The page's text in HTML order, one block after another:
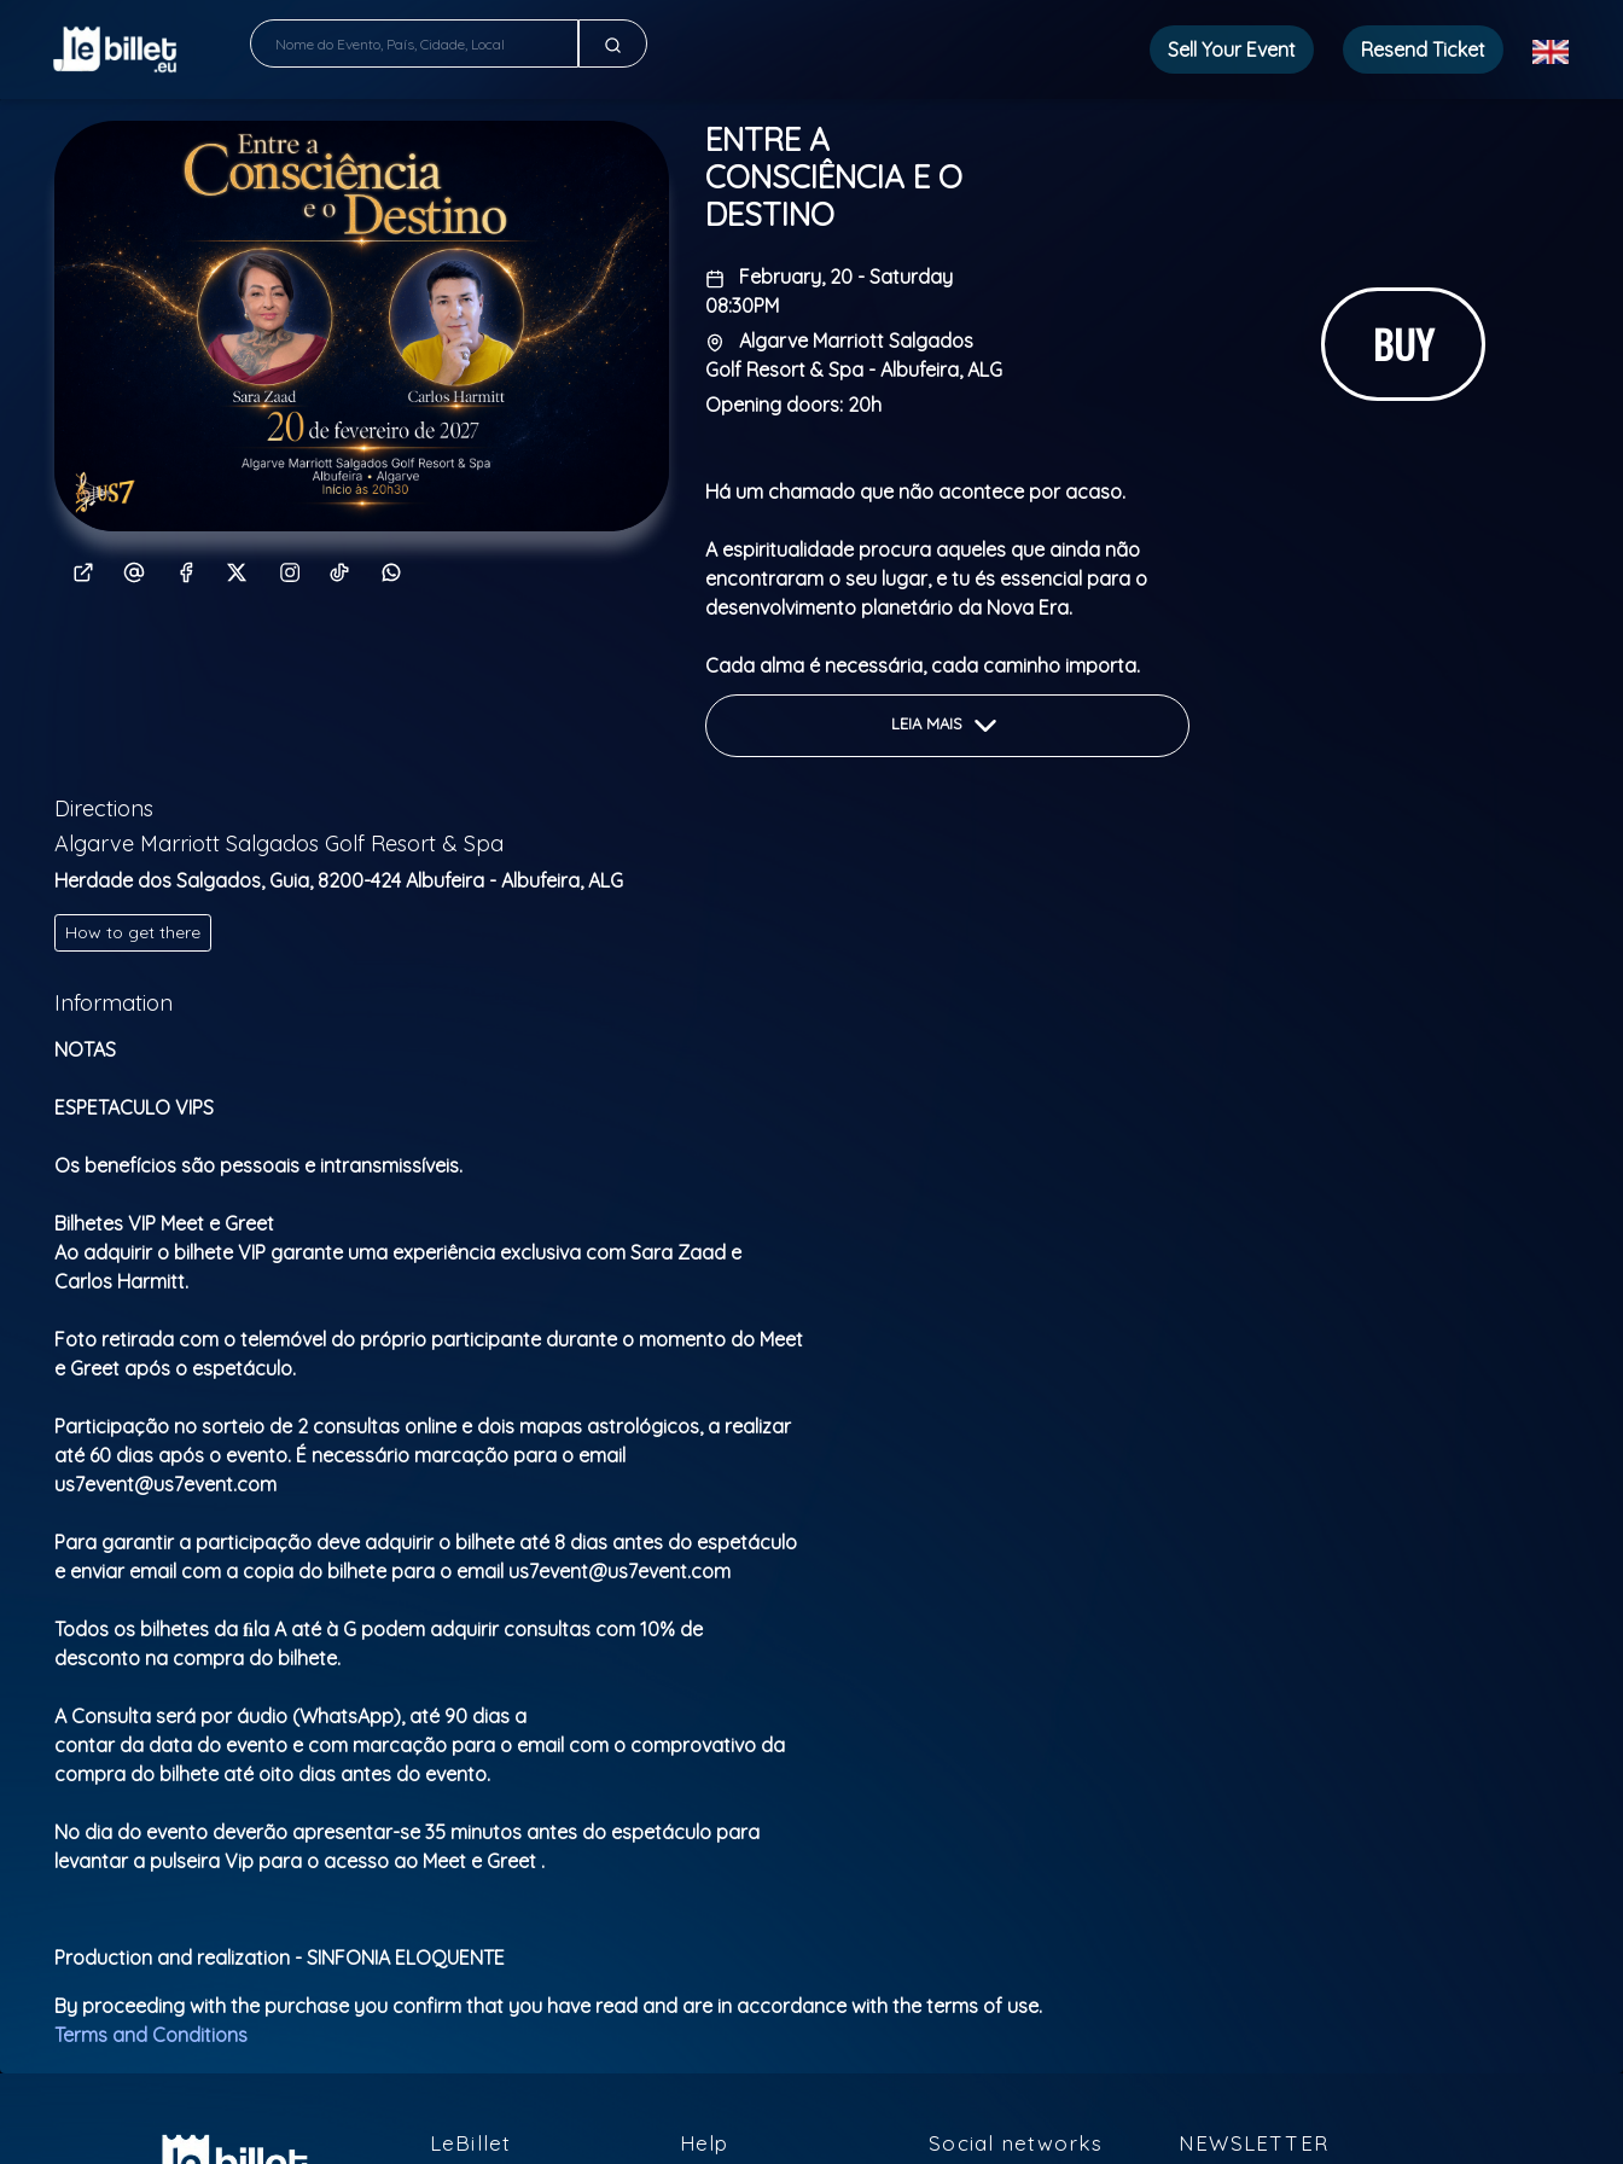
Sell ​​Your Event Resend Ticket
ENTRE A
CONSCIÊNCIA E O
DESTINO
February, 20 - Saturday
08:30PM
Algarve Marriott Salgados
Golf Resort & Spa - Albufeira, ALG
Opening doors: 20h
Há um chamado que não acontece por acaso.
A espiritualidade procura aqueles que ainda não
encontraram o seu lugar, e tu és essencial para o
desenvolvimento planetário da Nova Era.
Cada alma é necessária, cada caminho importa.
Sabes que tens uma missão, mas ainda não
encontraste o teu percurso?
LEIA MAIS
BUY
Directions
Algarve Marriott Salgados Golf Resort & Spa
Herdade dos Salgados, Guia, 8200-424 Albufeira - Albufeira, ALG
How to get there
Information
NOTAS
ESPETACULO VIPS
Os benefícios são pessoais e intransmissíveis.
Bilhetes VIP Meet e Greet
Ao adquirir o bilhete VIP garante uma experiência exclusiva com Sara Zaad e
Carlos Harmitt.
Foto retirada com o telemóvel do próprio participante durante o momento do Meet
e Greet após o espetáculo.
Participação no sorteio de 2 consultas online e dois mapas astrológicos, a realizar
até 60 dias após o evento. É necessário marcação para o email
us7event@us7event.com
Para garantir a participação deve adquirir o bilhete até 8 dias antes do espetáculo
e enviar email com a copia do bilhete para o email us7event@us7event.com
Todos os bilhetes da ﬁla A até à G podem adquirir consultas com 10% de
desconto na compra do bilhete.
A Consulta será por áudio (WhatsApp), até 90 dias a
contar da data do evento e com marcação para o email com o comprovativo da
compra do bilhete até oito dias antes do evento.
No dia do evento deverão apresentar-se 35 minutos antes do espetáculo para
levantar a pulseira Vip para o acesso ao Meet e Greet .
Production and realization - SINFONIA ELOQUENTE
By proceeding with the purchase you confirm that you have read and are in accordance with the terms of use.
Terms and Conditions
LeBillet Help Social networks NEWSLETTER